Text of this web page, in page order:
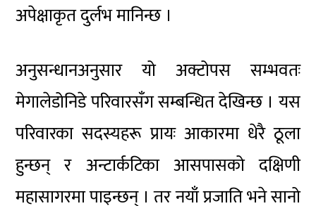
अपेक्षाकृत दुर्लभ मानिन्छ ।
अनुसन्धानअनुसार यो अक्टोपस सम्भवतः
मेगालेडोनिडे परिवारसँग सम्बन्धित देखिन्छ । यस
परिवारका सदस्यहरू प्रायः आकारमा धेरै ठूला
हुन्छन् र अन्टार्कटिका आसपासको दक्षिणी
महासागरमा पाइन्छन् । तर नयाँ प्रजाति भने सानो